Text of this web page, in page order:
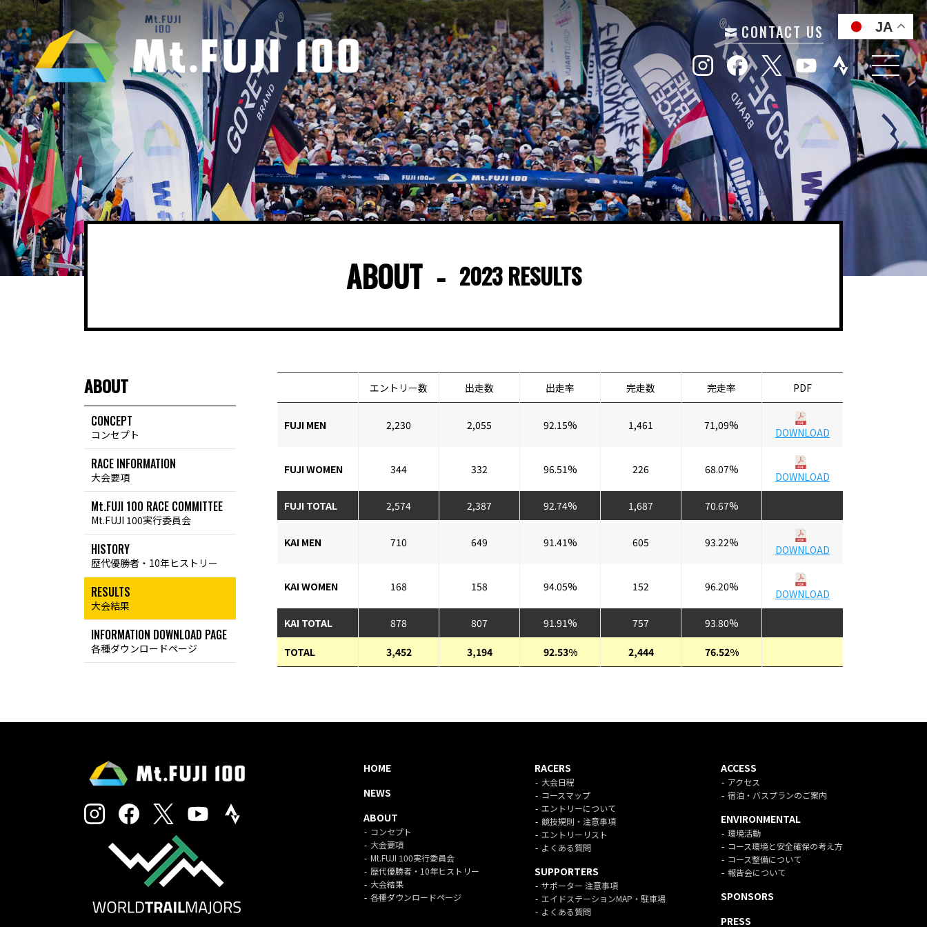
CONTACT US
ABOUT 2023 RESULTS
エントリー数 出走数 出走率 完走数 完走率 PDF
FUJI MEN 2,230 2,055 92.15% 1,461 71,09%
DOWNLOAD
FUJI WOMEN 344 332 96.51% 226 68.07%
DOWNLOAD
FUJI TOTAL 2,574 2,387 92.74% 1,687 70.67%
KAI MEN 710 649 91.41% 605 93.22%
DOWNLOAD
KAI WOMEN 168 158 94.05% 152 96.20%
DOWNLOAD
KAI TOTAL 878 807 91.91% 757 93.80%
TOTAL 3,452 3,194 92.53% 2,444 76.52%
ABOUT
CONCEPT
コンセプト
RACE INFORMATION
大会要項
Mt.FUJI 100 RACE COMMITTEE
Mt.FUJI 100実行委員会
HISTORY
歴代優勝者・10年ヒストリー
RESULTS
大会結果
INFORMATION DOWNLOAD PAGE
各種ダウンロードページ
HOME
NEWS
ABOUT
コンセプト
大会要項
Mt.FUJI 100実行委員会
歴代優勝者・10年ヒストリー
大会結果
各種ダウンロードページ
RACERS
大会日程
コースマップ
エントリーについて
競技規則・注意事項
エントリーリスト
よくある質問
SUPPORTERS
サポーター 注意事項
エイドステーションMAP・駐車場
よくある質問
ACCESS
アクセス
宿泊・バスプランのご案内
ENVIRONMENTAL
環境活動
コース環境と安全確保の考え方
コース整備について
報告会について
SPONSORS
PRESS
JA